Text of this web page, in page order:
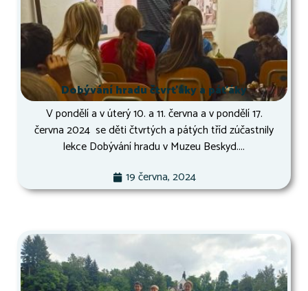
Dobývání hradu čtvrťáky a páťáky
V pondělí a v úterý 10. a 11. června a v pondělí 17.
června 2024 se děti čtvrtých a pátých tříd zúčastnily
lekce Dobývání hradu v Muzeu Beskyd....
19 června, 2024